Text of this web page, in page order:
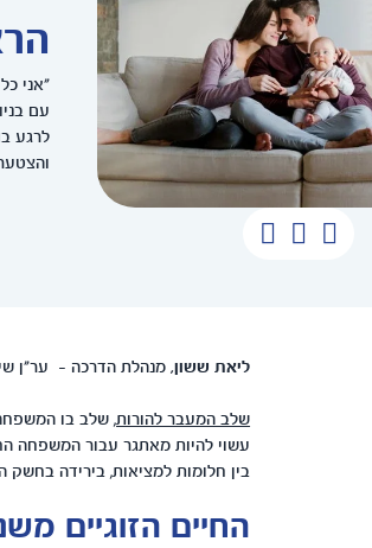
"אני
עם
לרגע
ליאת ששון, מנהלת הדרכה - ער"ן
שלב המעבר להורות, שלב בו
עשוי להיות מאתגר עבור המשפחה
בין חלומות למציאות, בירידה
החיים הזוגיים